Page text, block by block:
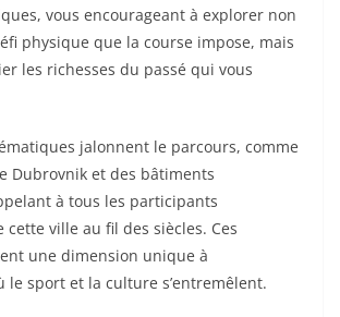
vous encourageant à explorer non
physique que la course impose, mais
les richesses du passé qui vous
jalonnent le parcours, comme
Dubrovnik et des bâtiments
à tous les participants
cette ville au fil des siècles. Ces
une dimension unique à
le sport et la culture s’entremêlent.